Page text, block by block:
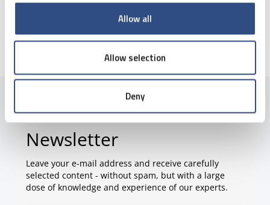
Allow all
Allow selection
Deny
Newsletter
Leave your e-mail address and receive carefully
selected content - without spam, but with a large
dose of knowledge and experience of our experts.